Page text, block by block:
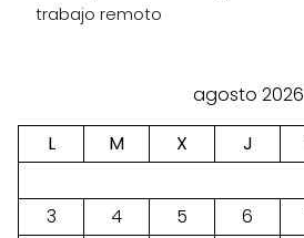
trabajo remoto
agosto 2026
L
M X J
3
4 5 6